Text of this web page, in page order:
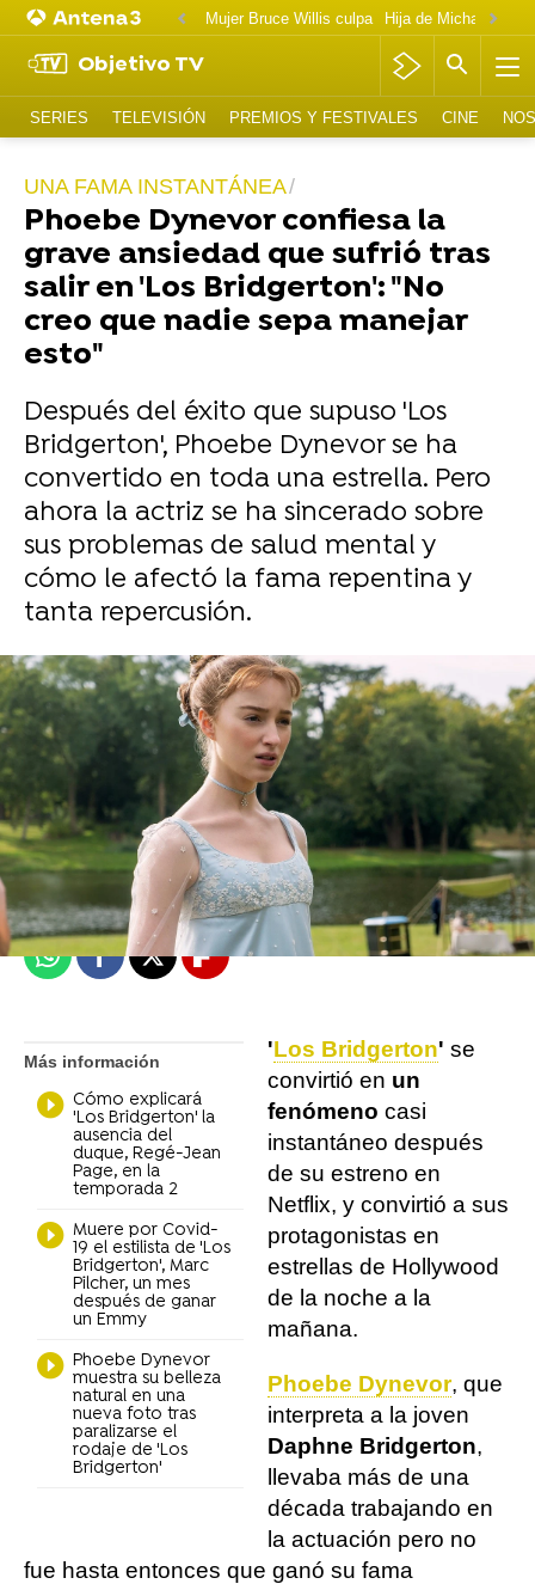
Mujer Bruce Willis culpa
Objetivo TV
SERIES TELEVISIÓN PREMIOS Y FESTIVALES CINE
UNA FAMA INSTANTÁNEA
Phoebe Dynevor confiesa la
grave ansiedad que sufrió tras
salir en 'Los Bridgerton': "No
creo que nadie sepa manejar
esto"
Después del éxito que supuso 'Los
Bridgerton', Phoebe Dynevor se ha
convertido en toda una estrella. Pero
ahora la actriz se ha sincerado sobre
sus problemas de salud mental y
cómo le afectó la fama repentina y
tanta repercusión.
Isabel S. Samaniego
Madrid
Publicado:07 de octubre de 2021, 12:29
WhatsappFacebook
X Flipboard
Más información
Cómo explicará
'Los Bridgerton' la
ausencia del
duque, Regé-Jean
Page, en la
temporada 2
Muere por Covid-
19 el estilista de 'Los
Bridgerton', Marc
Pilcher, un mes
después de ganar
un Emmy
Phoebe Dynevor
muestra su belleza
natural en una
nueva foto tras
paralizarse el
rodaje de 'Los
Bridgerton'
'Los Bridgerton' se
convirtió en un
fenómeno casi
instantáneo después
de su estreno en
Netflix, y convirtió a sus
protagonistas en
estrellas de Hollywood
de la noche a la
mañana.
Phoebe Dynevor, que
interpreta a la joven
Daphne Bridgerton,
llevaba más de una
década trabajando en
la actuación pero no
fue hasta entonces que ganó su fama